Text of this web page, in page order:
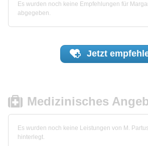
Es wurden noch keine Empfehlungen für
abgegeben.
Jetzt
Medizinisches
Es wurden noch keine Leistungen von M.
hinterlegt.